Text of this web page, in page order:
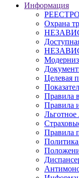
Информация
Охрана
Целевая
Правила
Правила
Льготное
Правила